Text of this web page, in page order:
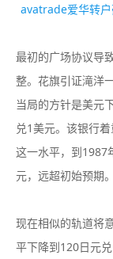
avatrade爱华转
最初的广场协议导
整。花旗引证滝洋
当局的方针是美元
兑1美元。该银行
这一水平，到1987
元，远超初始预期。
现在相似的轨道将
平下降到120日元